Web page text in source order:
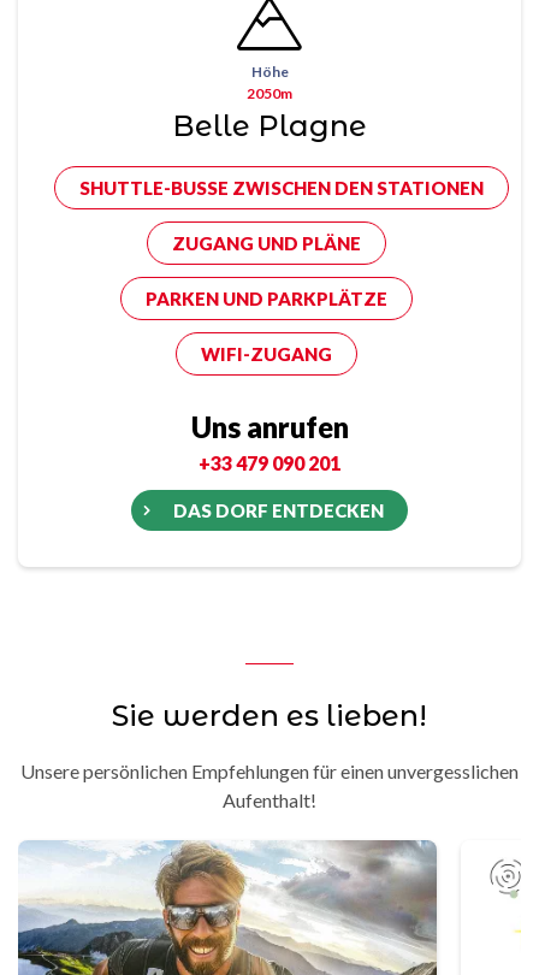
Höhe
2050m
Belle Plagne
SHUTTLE-BUSSE ZWISCHEN DEN STATIONEN
ZUGANG UND PLÄNE
PARKEN UND PARKPLÄTZE
WIFI-ZUGANG
Uns anrufen
+33 479 090 201
DAS DORF ENTDECKEN
Sie werden es lieben!
Unsere persönlichen Empfehlungen für einen unvergesslichen
Aufenthalt!